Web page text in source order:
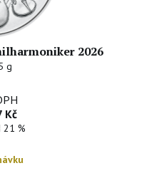
2026
g
Kč
21 %